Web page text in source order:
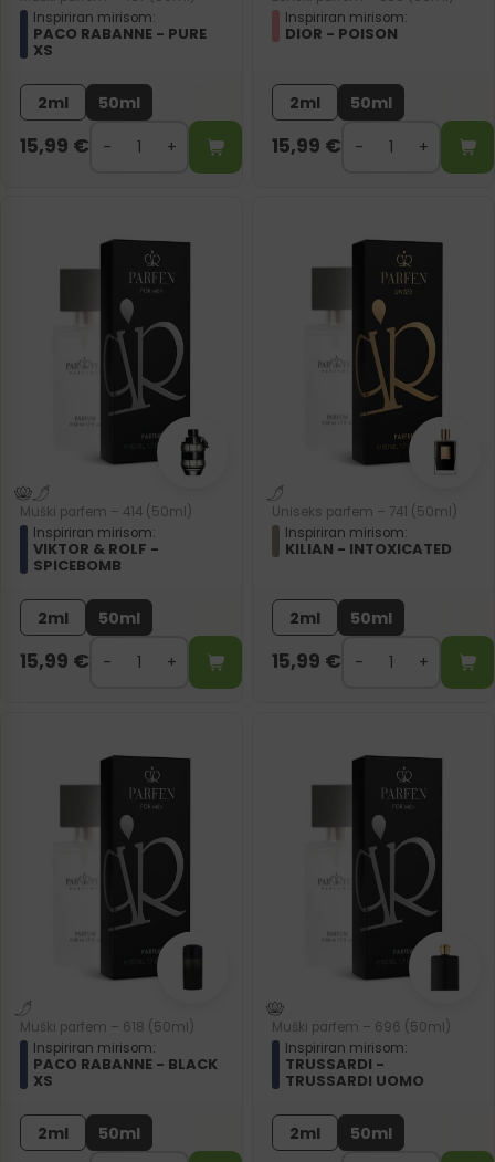
Inspiriran mirisom:
PACO RABANNE - PURE
XS
2ml 50ml
15,99 €
Inspiriran mirisom:
DIOR - POISON
2ml 50ml
15,99 €
Muški parfem – 414 (50ml)
Inspiriran mirisom:
VIKTOR & ROLF -
SPICEBOMB
2ml 50ml
15,99 €
Uniseks parfem – 741 (50ml)
Inspiriran mirisom:
KILIAN - INTOXICATED
2ml 50ml
15,99 €
Muški parfem – 618 (50ml)
Inspiriran mirisom:
PACO RABANNE - BLACK
XS
2ml 50ml
Muški parfem – 696 (50ml)
Inspiriran mirisom:
TRUSSARDI -
TRUSSARDI UOMO
2ml 50ml